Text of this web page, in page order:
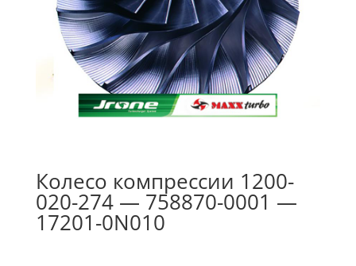
Колесо компрессии 1200-
020-274 — 758870-0001 —
17201-0N010